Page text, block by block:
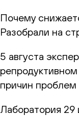
Почему
Разобрали на
5 августа
причин проблем
Лаборатория 29